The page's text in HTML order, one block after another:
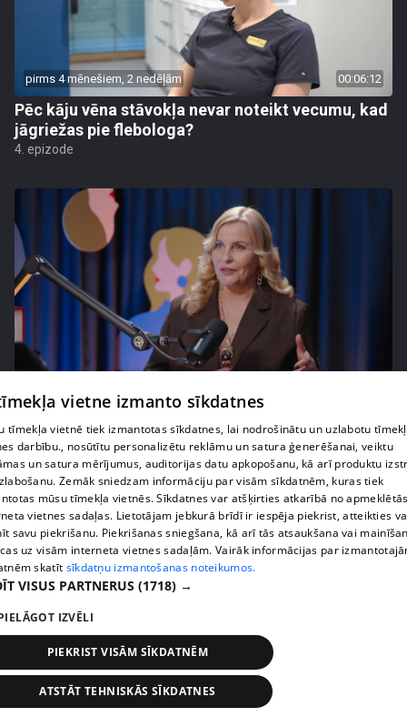
pirms 4 mēnešiem, 2 nedēļām 00:06:12
Pēc kāju vēna stāvokļa nevar noteikt vecumu, kad
jāgriežas pie flebologa?
4. epizode
Ko cilvēki patiesībā meklē energoterapijā pie
Agneses Zeltiņas
4. epizode
pirms 4 mēnešiem, 3 nedēļām
vietne izmanto sīkdatnes
tīmekļa vietnē tiek izmantotas sīkdatnes, lai nodrošinātu un uzlabotu
darbību., nosūtītu personalizētu reklāmu un satura ģenerēšanai, veiktu
un satura mērījumus, auditorijas datu apkopošanu, kā arī produktu
Zemāk sniedzam informāciju par visām sīkdatnēm, kuras tiek
mūsu tīmekļa vietnēs. Sīkdatnes var atšķirties atkarībā no
vietnes sadaļas. Lietotājam jebkurā brīdī ir iespēja piekrist, atteikties
savu piekrišanu. Piekrišanas sniegšana, kā arī tās atsaukšana vai
uz visām interneta vietnes sadaļām. Vairāk informācijas par
skatīt sīkdatņu izmantošanas noteikumos.
VISUS PARTNERUS (1718) →
IZVĒLI
PIEKRIST VISĀM SĪKDATNĒM
ATSTĀT TEHNISKĀS SĪKDATNES